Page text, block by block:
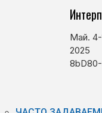
Май. 4-
2025
Привет, я Фрэнсис
я
оборудования в
техническим